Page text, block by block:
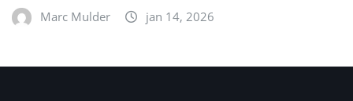
Marc Mulder jan 14, 2026